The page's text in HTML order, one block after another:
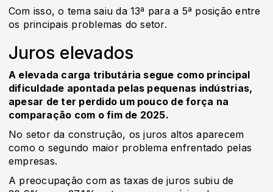
Com isso, o tema saiu da 13ª para a 5ª posição entre
os principais problemas do setor.
Juros elevados
A elevada carga tributária segue como principal
dificuldade apontada pelas pequenas indústrias,
apesar de ter perdido um pouco de força na
comparação com o fim de 2025.
No setor da construção, os juros altos aparecem
como o segundo maior problema enfrentado pelas
empresas.
A preocupação com as taxas de juros subiu de